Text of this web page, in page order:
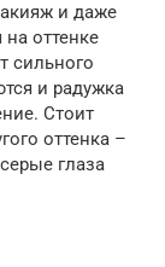
и даже
оттенке
сильного
и радужка
Стоит
оттенка –
глаза